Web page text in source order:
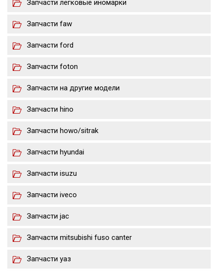
Запчасти легковые иномарки
Запчасти faw
Запчасти ford
Запчасти foton
Запчасти на другие модели
Запчасти hino
Запчасти howo/sitrak
Запчасти hyundai
Запчасти isuzu
Запчасти iveco
Запчасти jac
Запчасти mitsubishi fuso canter
Запчасти уаз